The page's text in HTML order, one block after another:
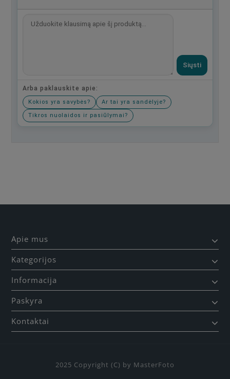
Siųsti
Arba paklauskite apie:
Kokios yra savybės?
Ar tai yra sandėlyje?
Tikros nuolaidos ir pasiūlymai?
Apie mus
Kategorijos
Informacija
Paskyra
Kontaktai
2025 Copyright (C) by MasterFoto